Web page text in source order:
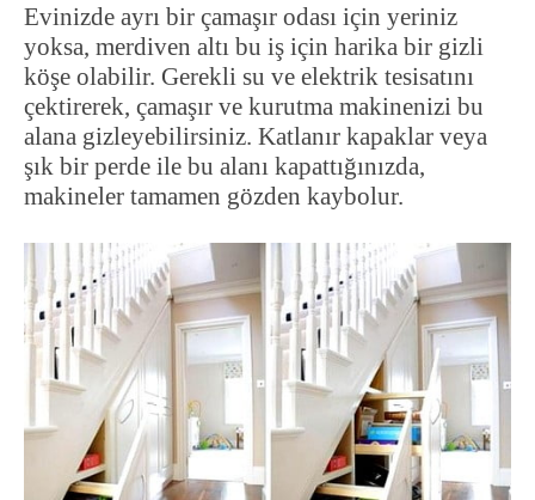
Evinizde ayrı bir çamaşır odası için yeriniz
yoksa, merdiven altı bu iş için harika bir gizli
köşe olabilir. Gerekli su ve elektrik tesisatını
çektirerek, çamaşır ve kurutma makinenizi bu
alana gizleyebilirsiniz. Katlanır kapaklar veya
şık bir perde ile bu alanı kapattığınızda,
makineler tamamen gözden kaybolur.